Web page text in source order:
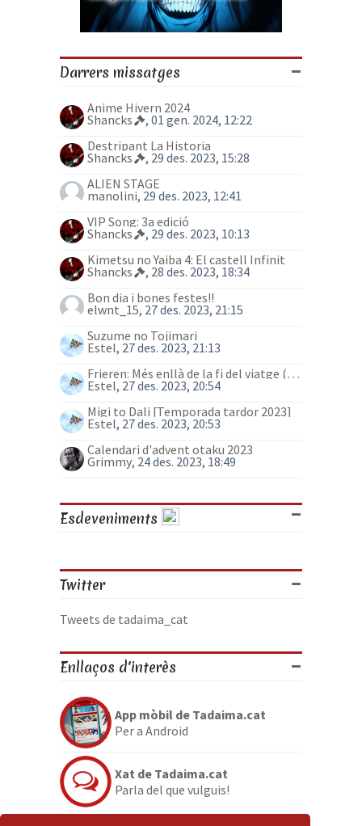
Darrers missatges
Anime Hivern 2024
Shancks
, 01 gen. 2024, 12:22
Destripant La Historia
Shancks
, 29 des. 2023, 15:28
ALIEN STAGE
manolini, 29 des. 2023, 12:41
VIP Song: 3a edició
Shancks
, 29 des. 2023, 10:13
Kimetsu no Yaiba 4: El castell Infinit
Shancks
, 28 des. 2023, 18:34
Bon dia i bones festes!!
elwnt_15, 27 des. 2023, 21:15
Suzume no Tojimari
Estel, 27 des. 2023, 21:13
Frieren: Més enllà de la fi del viatge (anime)
Estel, 27 des. 2023, 20:54
Migi to Dali [Temporada tardor 2023]
Estel, 27 des. 2023, 20:53
Calendari d'advent otaku 2023
Grimmy, 24 des. 2023, 18:49
Esdeveniments
Twitter
Tweets de tadaima_cat
Enllaços d'interès
App mòbil de Tadaima.cat
Per a Android
Xat de Tadaima.cat
Parla del que vulguis!